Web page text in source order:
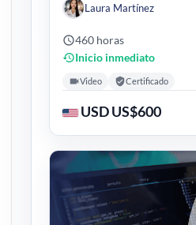
Laura Martínez
460 horas
Inicio inmediato
Video Certificado
USD US$600